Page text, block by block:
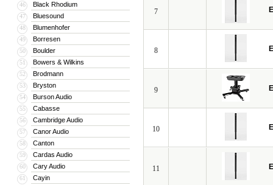
46 Black Rhodium
47 Bluesound
48 Blumenhofer
49 Borresen
50 Boulder
51 Bowers & Wilkins
52 Brodmann
53 Bryston
54 Burson Audio
55 Cabasse
56 Cambridge Audio
57 Canor Audio
58 Canton
59 Cardas Audio
60 Cary Audio
61 Cayin
7
8
9
10
11